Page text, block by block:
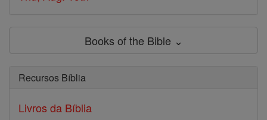
Books of the Bible ⌄
Recursos Bíblia
Livros da Bíblia